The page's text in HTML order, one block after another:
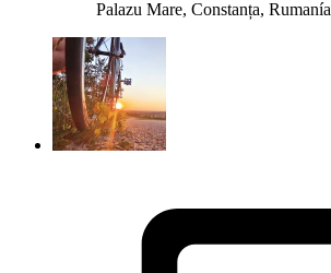
Palazu Mare, Constanța, Rumanía